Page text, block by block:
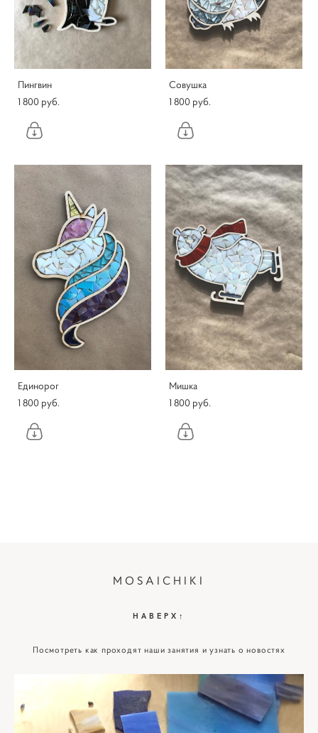
Пингвин
1 800 pуб.
Совушка
1 800 pуб.
Единорог
1 800 pуб.
Мишка
1 800 pуб.
MOSAICHIKI
НАВЕРХ↑
Посмотреть как проходят наши занятия и узнать о новостях